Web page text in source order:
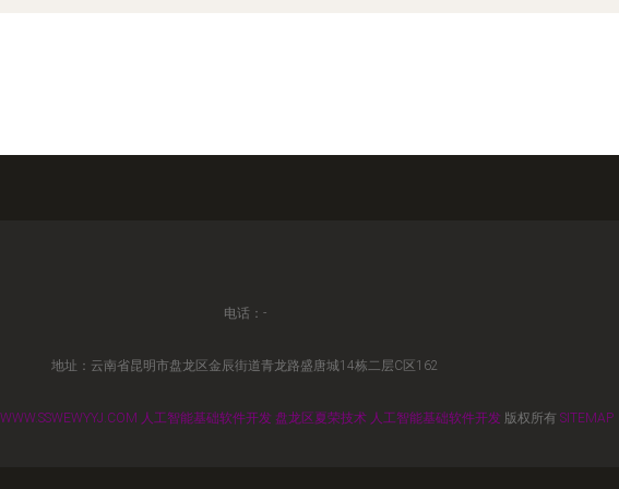
电话：-
地址：云南省昆明市盘龙区金辰街道青龙路盛唐城14栋二层C区162
WWW.SSWEWYYJ.COM 人工智能基础软件开发 盘龙区夏荣技术 人工智能基础软件开发 版权所有 SITEMAP